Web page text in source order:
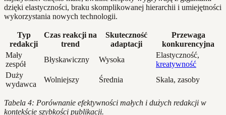
dzięki elastyczności, braku skomplikowanej hierarchii i umiejętności
wykorzystania nowych technologii.
Typ
redakcji
Czas reakcji na
trend
Skuteczność
adaptacji
Przewaga
konkurencyjna
Mały
zespół
Błyskawiczny Wysoka
Elastyczność,
kreatywność
Duży
wydawca
Wolniejszy Średnia Skala, zasoby
Tabela 4: Porównanie efektywności małych i dużych redakcji w
kontekście szybkości publikacji.